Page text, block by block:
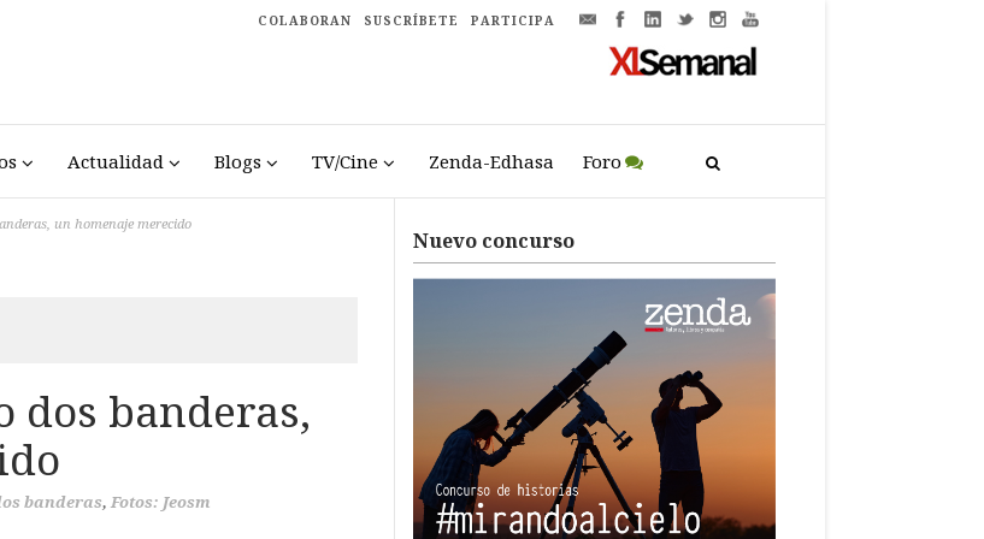
COLABORAN SUSCRÍBETE PARTICIPA
Actualidad Blogs TV/Cine Zenda-Edhasa Foro
un homenaje merecido
dos banderas,
banderas, Fotos: Jeosm
Nuevo concurso